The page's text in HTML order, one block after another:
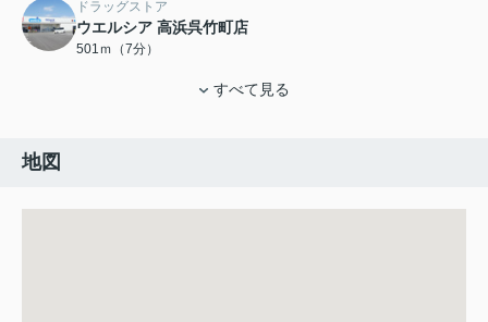
ドラッグストア
ウエルシア 高浜呉竹町店
501ｍ（7分）
すべて見る
地図